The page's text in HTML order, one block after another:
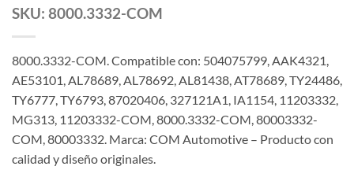
SKU: 8000.3332-COM
8000.3332-COM. Compatible con: 504075799, AAK4321,
AE53101, AL78689, AL78692, AL81438, AT78689, TY24486,
TY6777, TY6793, 87020406, 327121A1, IA1154, 11203332,
MG313, 11203332-COM, 8000.3332-COM, 80003332-
COM, 80003332. Marca: COM Automotive – Producto con
calidad y diseño originales.